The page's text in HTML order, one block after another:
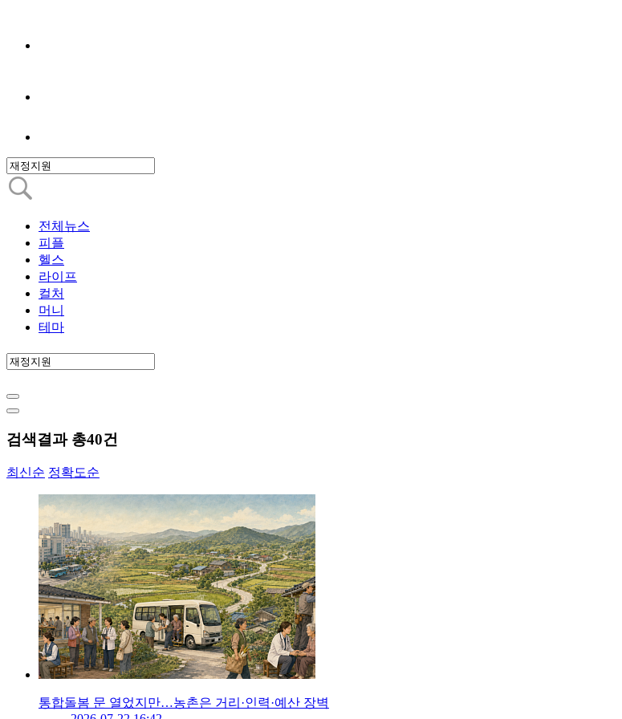
전체뉴스
피플
헬스
라이프
컬처
머니
테마
검색결과 총40건
최신순 정확도순
통합돌봄 문 열었지만…농촌은 거리·인력·예산 장벽